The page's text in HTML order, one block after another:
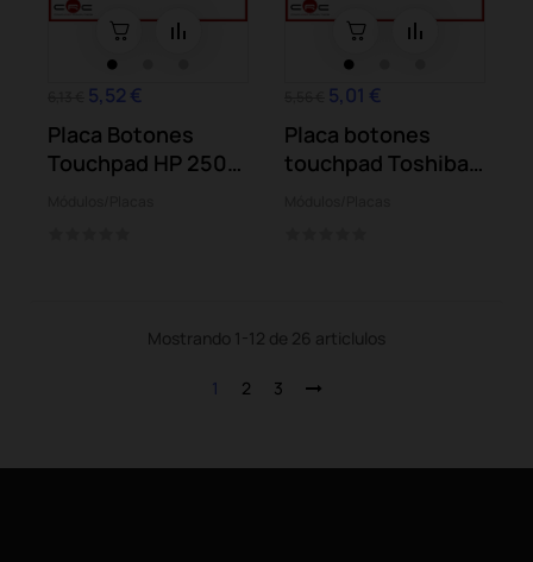
5,52 €
Placa Botones
Touchpad HP 250
5,01 €
Placa botones
touchpad Toshiba
Mostrando 1-12 de 26 articlulos
1 2 3